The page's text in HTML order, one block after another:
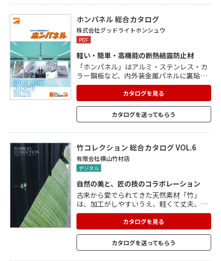
ホンパネル 総合カタログ
株式会社グッドライトホンシュウ
PDF
軽い・簡単・高機能の断熱結露防止材
「ホンパネル」はアルミ・ステンレス・カ
ラー鋼板など、内外装金属パネルに裏貼り
する機能性の高い断熱・結露防止材です。
水や水蒸気を寄せ付けないため、 初期の高
い断熱性能を持続します。 表面にスキン層
をもつ押出法ポリスチレンフォーム板に特
殊アクリル系粘着剤を塗布。 離型紙を剥が
易。 簡単にカッターナイフ等で 切断でき加
工性も良好。 フラットタイプの板厚6種類
ラインナップ。
カタログを見る
カタログを送ってもらう
竹コレクション 総合カタログ VOL.6
有限会社横山竹材店
デジタル
自然の美と、匠の技のコラボレーション
古来から愛でられてきた天然素材「竹」
は、加工がしやすいうえ、軽くて丈夫、そ
して腐食しにくいという特性をもっていま
す。 種類も豊富で、加工の仕方によって、
さまざまな表情のものを生み出すことがで
きます。 そんな竹の加工を支えているの
が、京の竹職人が脈々と受け継いできた匠
カタログを見る
カタログを送ってもらう